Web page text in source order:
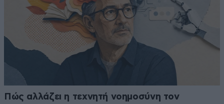
Πώς αλλάζει η τεχνητή νοημοσύνη τον